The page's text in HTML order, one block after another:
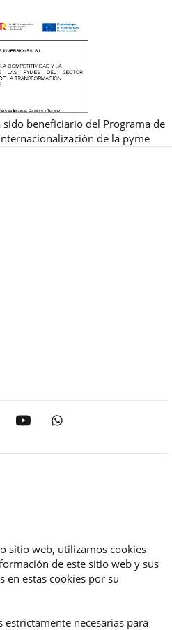
sido beneficiario del Programa de
de la pyme
sitio web, utilizamos cookies
de este sitio web y sus
en estas cookies por su
estrictamente necesarias para